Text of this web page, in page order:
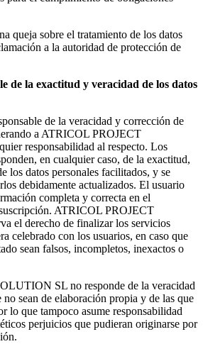
queja sobre el tratamiento de los datos
a la autoridad de protección de
de la exactitud y veracidad de los datos
de la veracidad y corrección de
a ATRICOL PROJECT
responsabilidad al respecto. Los
en cualquier caso, de la exactitud,
los datos personales facilitados, y se
debidamente actualizados. El usuario
completa y correcta en el
ATRICOL PROJECT
el derecho de finalizar los servicios
celebrado con los usuarios, en caso que
sean falsos, incompletos, inexactos o
SL no responde de la veracidad
sean de elaboración propia y de las que
lo que tampoco asume responsabilidad
perjuicios que pudieran originarse por